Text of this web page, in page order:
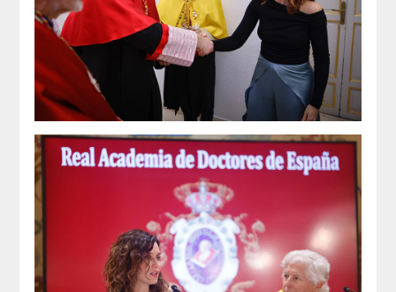
HUMANIDADES Y CIENCIAS
MEDICO-JURIDICAS
PREVENCION,PROMOCION DE LA
SALUD Y GESTION NUEVAS
TECNOLOGIAS SANITARIAS
ESTOMATOLOGIA MEDICO-
ODONTOLOGIA CONSERVADORA